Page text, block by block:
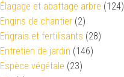
Élagage et abattage arbre (124)
Engins de chantier (2)
Engrais et fertilisants (28)
Entretien de jardin (146)
Espèce végétale (23)